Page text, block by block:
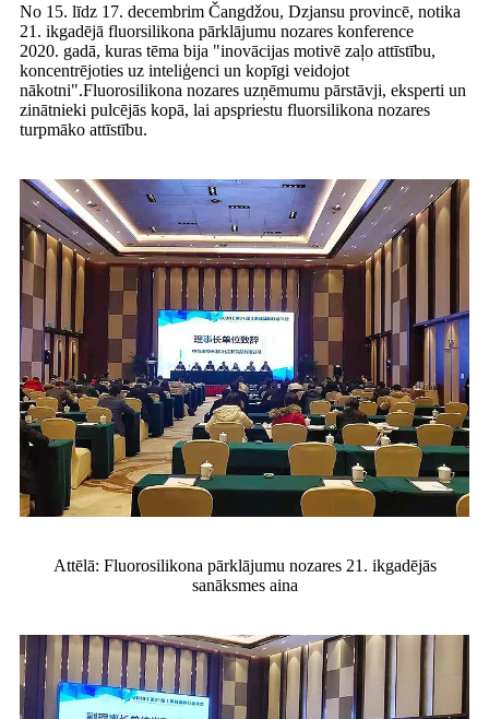
No 15. līdz 17. decembrim Čangdžou, Dzjansu provincē, notika
21. ikgadējā fluorsilikona pārklājumu nozares konference
2020. gadā, kuras tēma bija "inovācijas motivē zaļo attīstību,
koncentrējoties uz inteliģenci un kopīgi veidojot
nākotni".Fluorosilikona nozares uzņēmumu pārstāvji, eksperti un
zinātnieki pulcējās kopā, lai apspriestu fluorsilikona nozares
turpmāko attīstību.
Attēlā: Fluorosilikona pārklājumu nozares 21. ikgadējās
sanāksmes aina